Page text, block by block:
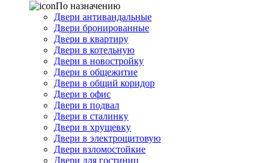
По назначению
Двери антивандальные
Двери бронированные
Двери в квартиру
Двери в котельную
Двери в новостройку
Двери в общежитие
Двери в общий коридор
Двери в офис
Двери в подвал
Двери в сталинку
Двери в хрущевку
Двери в электрощитовую
Двери взломостойкие
Двери для гостиниц